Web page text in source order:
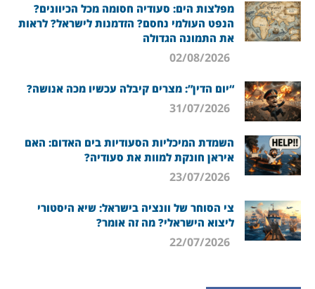
מפלצות הים: סעודיה חסומה מכל הכיוונים?
הנפט העולמי נחסם? הזדמנות לישראל? לראות
את התמונה הגדולה
“יום הדין”: מצרים קיבלה עכשיו מכה אנושה?
השמדת המיכליות הסעודיות בים האדום: האם
איראן חונקת למוות את סעודיה?
צי הסוחר של וונציה בישראל: שיא היסטורי
ליצוא הישראלי? מה זה אומר?